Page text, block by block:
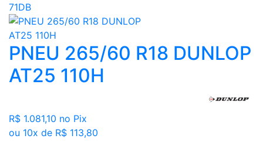
71DB
PNEU 265/60 R18 DUNLOP
AT25 110H
R$ 1.081,10 no Pix
ou 10x de R$ 113,80